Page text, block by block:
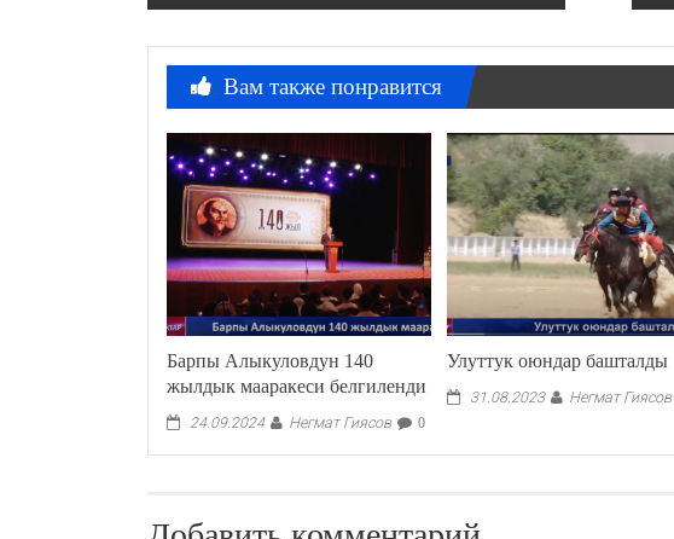
записям
Вам также понравится
Барпы Алыкуловдун 140
жылдык мааракеси белгиленди
24.09.2024 Негмат Гиясов 0
Улуттук оюндар башталды
31.08.2023 Негмат Гиясов